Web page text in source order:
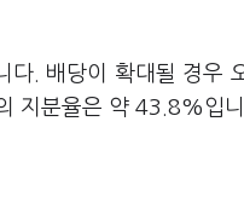
다. 배당이 확대될 경우
지분율은 약 43.8%입니